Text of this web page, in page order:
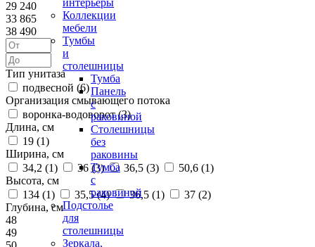
интерьеры
Коллекции
мебели
Тумбы
и
столешницы
Тумба
Панель
с
раковиной
Столешницы
без
раковины
Тумба
с
раковиной
Подстолье
для
столешницы
Зеркала,
29 240
33 865
38 490
Тип унитаза
подвесной (6)
Организация смывающего потока
воронка-водоворот (3)
Длина, см
19 (1)
Ширина, см
34,2 (1) 36 (3) 36,5 (3) 50,6 (1)
Высота, см
134 (1) 35,5 (4) 36,5 (1) 37 (2)
Глубина, см
48
49